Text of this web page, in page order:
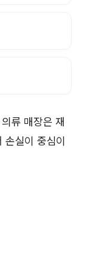
류 매장은 재
손실이 중심이